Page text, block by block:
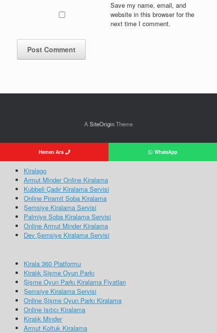
Save my name, email, and
website in this browser for the
next time I comment.
ASiteOriginTheme
Hemen Ara WhatsApp
Kiralago
Armut Minder Online Kiralama
Kubbeli Çadır Kiralama Servisi
Online Piramit Soba Kiralama
Şemsiye Kiralama Servisi
Palmiye Soba Kiralama Servisi
Online Armut Minder Kiralama
Dev Şemsiye Kiralama Servisi
Kirala 360 Platformu
Kiralık Şişme Oyun Parkı
Şişme Oyun Parkı Kiralama Fiyatları
Şemsiye Kiralama Servisi
Online Şişme Oyun Parkı Kiralama
Online Isıtıcı Kiralama
Kiralık Minder
Armut Koltuk Kiralama